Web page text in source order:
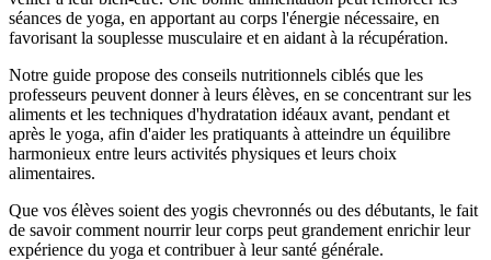
séances de yoga, en apportant au corps l'énergie nécessaire, en
favorisant la souplesse musculaire et en aidant à la récupération.
Notre guide propose des conseils nutritionnels ciblés que les
professeurs peuvent donner à leurs élèves, en se concentrant sur les
aliments et les techniques d'hydratation idéaux avant, pendant et
après le yoga, afin d'aider les pratiquants à atteindre un équilibre
harmonieux entre leurs activités physiques et leurs choix
alimentaires.
Que vos élèves soient des yogis chevronnés ou des débutants, le fait
de savoir comment nourrir leur corps peut grandement enrichir leur
expérience du yoga et contribuer à leur santé générale.